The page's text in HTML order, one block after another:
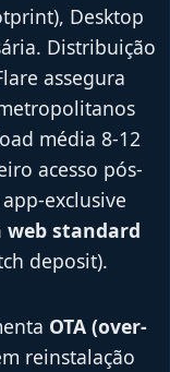
Desktop
Distribuição
assegura
média 8-12
acesso pós-
exclusive
web standard
deposit).
OTA (over-
reinstalação